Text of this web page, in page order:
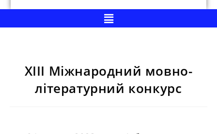
ХІІІ Міжнародний мовно-
літературний конкурс